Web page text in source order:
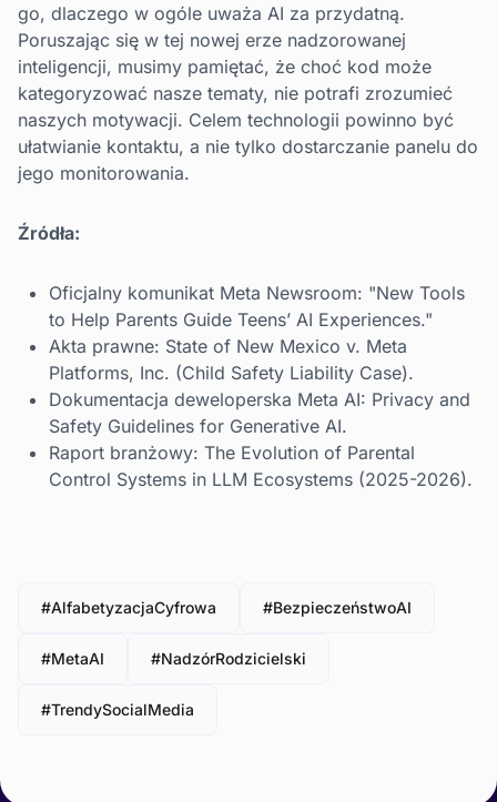
go, dlaczego w ogóle uważa AI za przydatną.
Poruszając się w tej nowej erze nadzorowanej
inteligencji, musimy pamiętać, że choć kod może
kategoryzować nasze tematy, nie potrafi zrozumieć
naszych motywacji. Celem technologii powinno być
ułatwianie kontaktu, a nie tylko dostarczanie panelu do
jego monitorowania.
Źródła:
Oficjalny komunikat Meta Newsroom: "New Tools
to Help Parents Guide Teens’ AI Experiences."
Akta prawne: State of New Mexico v. Meta
Platforms, Inc. (Child Safety Liability Case).
Dokumentacja deweloperska Meta AI: Privacy and
Safety Guidelines for Generative AI.
Raport branżowy: The Evolution of Parental
Control Systems in LLM Ecosystems (2025-2026).
#AlfabetyzacjaCyfrowa #BezpieczeństwoAI
#MetaAI #NadzórRodzicielski
#TrendySocialMedia